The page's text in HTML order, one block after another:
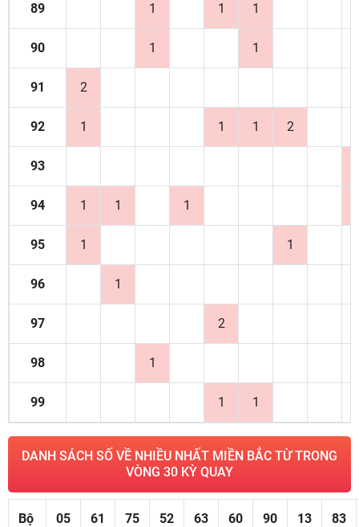
89 1 1 1
90 1 1
91 2
92 1 1 1 2
93
94 1 1 1
95 1 1
96 1
97 2
98 1
99 1 1
DANH SÁCH SỐ VỀ NHIỀU NHẤT MIỀN BẮC TỪ TRONG
VÒNG 30 KỲ QUAY
Bộ
05 61 75 52 63 60 90 13 83